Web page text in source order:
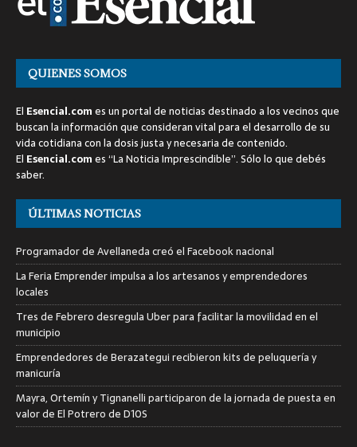
QUIENES SOMOS
El Esencial.comes un portal de noticias destinado a los vecinos que
buscan la información que consideran vital para el desarrollo de su
vida cotidiana con la dosis justa y necesaria de contenido.
El Esencial.comes “La Noticia Imprescindible”. Sólo lo que debés
saber.
ÚLTIMAS NOTICIAS
Programador de Avellaneda creó el Facebook nacional
La Feria Emprender impulsa a los artesanos y emprendedores
locales
Tres de Febrero desregula Uber para facilitar la movilidad en el
municipio
Emprendedores de Berazategui recibieron kits de peluquería y
manicuría
Mayra, Ortemín y Tignanelli participaron de la jornada de puesta en
valor de El Potrero de D10S